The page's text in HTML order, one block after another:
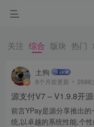
关注 综合 版块 热门
土狗
8个月前更新 2688
源支付V7 – V1.9.8开
前言YPay是源分享推出
统,以卓越的系统性能,个